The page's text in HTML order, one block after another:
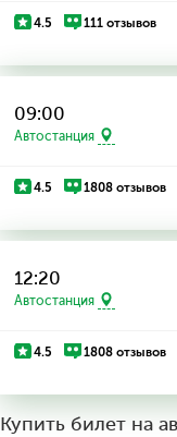
4.5 111 отзывов
09:00
Автостанция
4.5 1808 отзывов
12:20
Автостанция
4.5 1808 отзывов
Купить билет на